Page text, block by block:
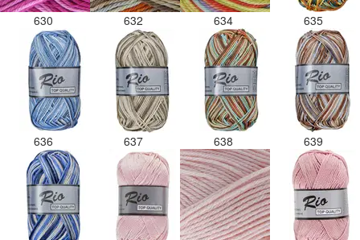
630 632 634 635
636 637 638 639